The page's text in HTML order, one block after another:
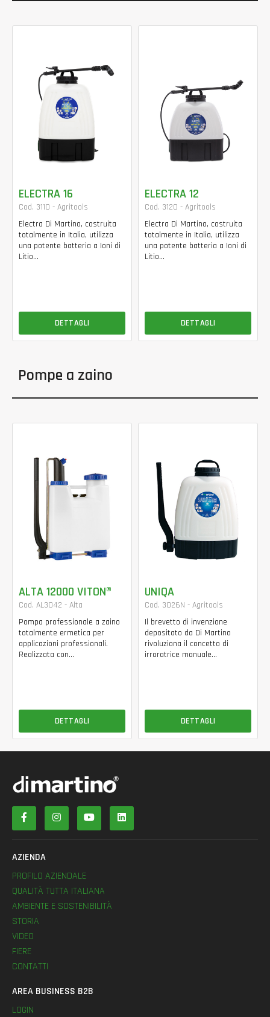
ELECTRA 16
Cod. 3110 - Agritools
Electra Di Martino, costruita
totalmente in Italia, utilizza
una potente batteria a Ioni di
Litio...
DETTAGLI
ELECTRA 12
Cod. 3120 - Agritools
Electra Di Martino, costruita
totalmente in Italia, utilizza
una potente batteria a Ioni di
Litio...
DETTAGLI
Pompe a zaino
ALTA 12000 VITON®
Cod. AL3042 - Alta
Pompa professionale a zaino
totalmente ermetica per
applicazioni professionali.
Realizzata con...
DETTAGLI
UNIQA
Cod. 3026N - Agritools
Il brevetto di invenzione
depositato da Di Martino
rivoluziona il concetto di
irroratrice manuale...
DETTAGLI
AZIENDA
PROFILO AZIENDALE
QUALITÀ TUTTA ITALIANA
AMBIENTE E SOSTENIBILITÀ
STORIA
VIDEO
FIERE
CONTATTI
AREA BUSINESS B2B
LOGIN